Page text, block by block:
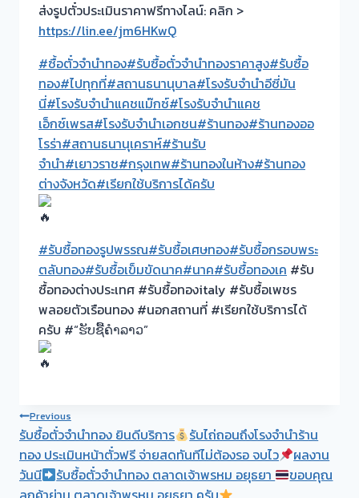
ส่งรูปตั๋วประเมินราคาฟรีทางไลน์: คลิก >
https://lin.ee/jm6HKwQ
#ซื้อตั๋วจำนำทอง#รับซื้อตั๋วจำนำทองราคาสูง#รับซื้อ
ทอง#ไปทุกที่#สถานธนานุบาล#โรงรับจำนำอีซี่มัน
นี่#โรงรับจำนำแคชแม๊กซ์#โรงรับจำนำแคช
เอ็กซ์เพรส#โรงรับจำนำเอกชน#ร้านทอง#ร้านทองออ
โรร่า#สถานธนานุเคราห์#ร้านรับ
จำนำ#เยาวราช#กรุงเทพ#ร้านทองในห้าง#ร้านทอง
ต่างจังหวัด#เรียกใช้บริการได้ครับ
#รับซื้อทองรูปพรรณ#รับซื้อเศษทอง#รับซื้อกรอบพระ
ตลับทอง#รับซื้อเข็มขัดนาค#นาค#รับซื้อทองเค #รับ
ซื้อทองต่างประเทศ #รับซื้อทองitaly #รับซื้อเพชร
พลอยตัวเรือนทอง #นอกสถานที่ #เรียกใช้บริการได้
ครับ #“ຮັບຊື້ຄຳລາວ”
Post
navigation
Previous
รับซื้อตั๋วจำนำทอง ยินดีบริการ
รับไถ่ถอนถึงโรงจำนำร้าน
ทอง ประเมินหน้าตั๋วฟรี จ่ายสดทันทีไม่ต้องรอ จบไว
ผลงาน
วันนี
รับซื้อตั๋วจำนำทอง ตลาดเจ้าพรหม อยุธยา
ขอบคุณ